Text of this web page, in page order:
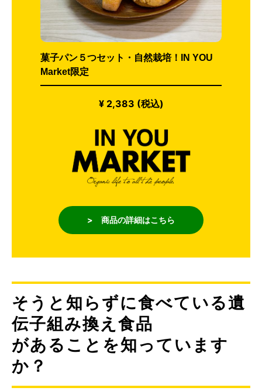
菓子パン５つセット・自然栽培！IN YOU
Market限定
¥ 2,383 (税込)
> 商品の詳細はこちら
そうと知らずに食べている遺
伝子組み換え食品
があることを知っています
か？